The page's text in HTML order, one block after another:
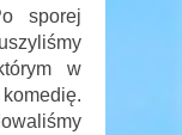
sporej
w